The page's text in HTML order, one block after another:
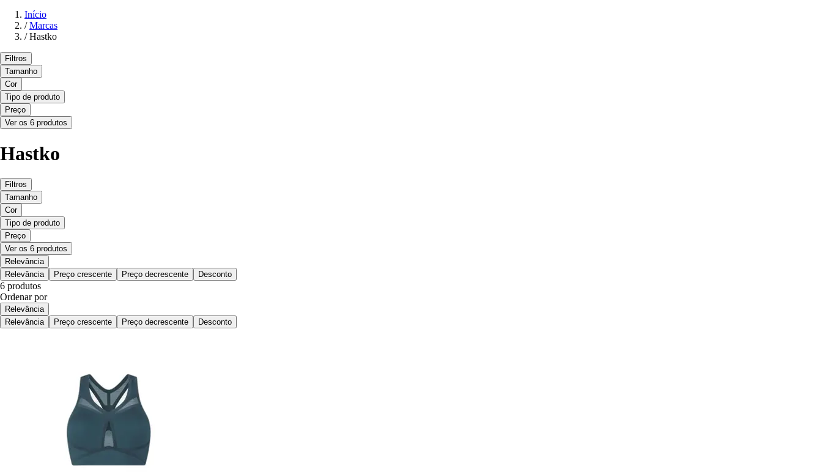
Início
/ Marcas
/ Hastko
Filtros
Tamanho
Cor
Tipo de produto
Preço
Ver os 6 produtos
Hastko
Filtros
Tamanho
Cor
Tipo de produto
Preço
Ver os 6 produtos
Relevância
Relevância
Preço crescente Preço decrescente Desconto
6 produtos
Ordenar por
Relevância
Relevância
Preço crescente Preço decrescente Desconto